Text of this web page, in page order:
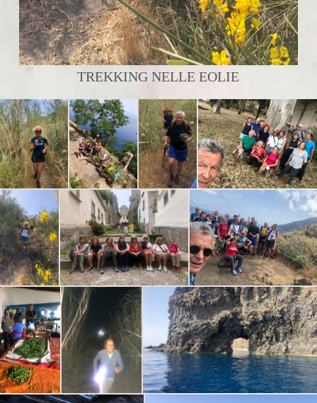
TREKKING NELLE EOLIE